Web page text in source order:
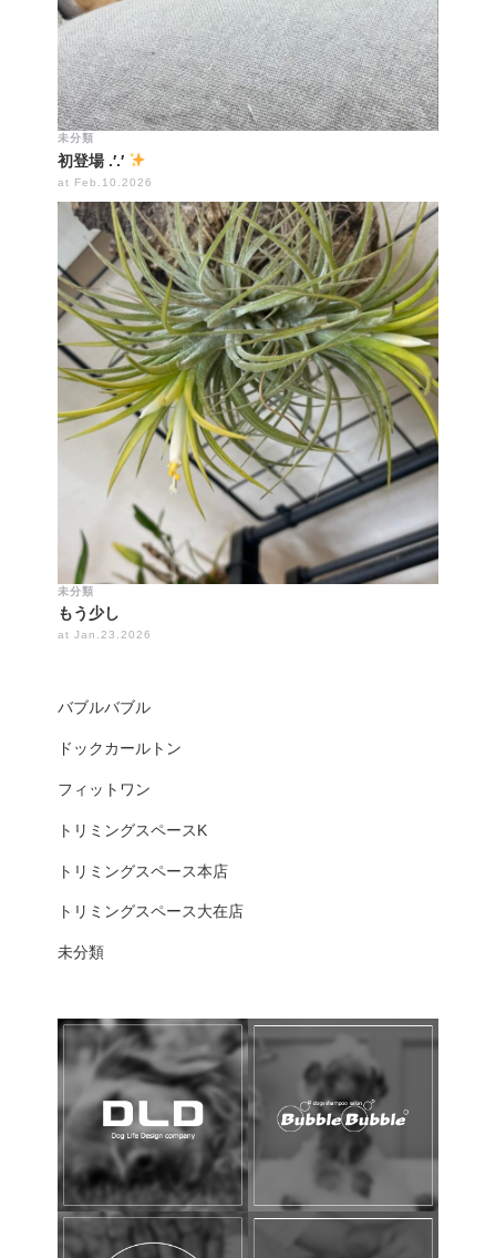
バブルバブル
ドックカールトン
フィットワン
トリミングスペースK
トリミングスペース本店
トリミングスペース大在店
未分類
未分類
初登場 .′.′
at Feb.10.2026
未分類
もう少し
at Jan.23.2026